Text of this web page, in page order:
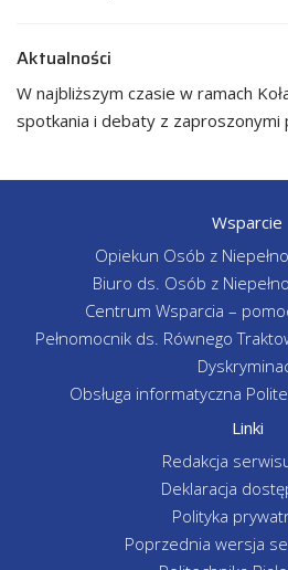
Aktualności
W najbliższym czasie w ramach
spotkania i debaty z zaproszonymi
Wsparcie
Opiekun Osób z
Biuro ds. Osób z
Centrum Wsparcia –
Pełnomocnik ds. Równego
Obsługa informatyczna
Linki
Redakcja
Deklaracja
Polityka
Poprzednia wersja